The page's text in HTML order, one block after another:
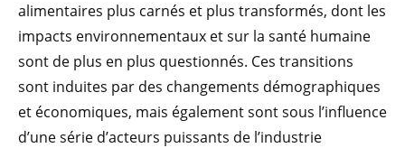
alimentaires plus carnés et plus transformés, dont les
impacts environnementaux et sur la santé humaine
sont de plus en plus questionnés. Ces transitions
sont induites par des changements démographiques
et économiques, mais également sont sous l’influence
d’une série d’acteurs puissants de l’industrie